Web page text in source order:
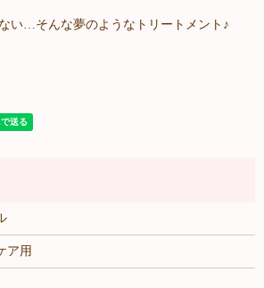
い…そんな夢のようなトリートメント♪
ア用